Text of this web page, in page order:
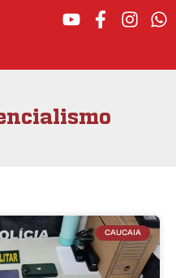
CAUCAIA